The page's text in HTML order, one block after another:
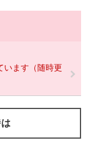
います（随時更